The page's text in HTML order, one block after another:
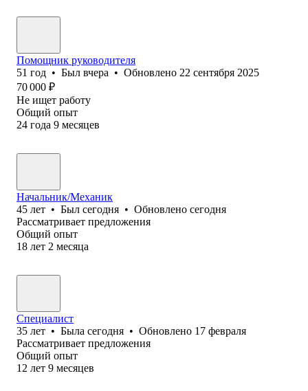
Помощник руководителя
51 год • Был вчера • Обновлено 22 сентября 2025
70 000 ₽
Не ищет работу
Общий опыт
24 года 9 месяцев
Начальник/Механик
45 лет • Был сегодня • Обновлено сегодня
Рассматривает предложения
Общий опыт
18 лет 2 месяца
Специалист
35 лет • Была сегодня • Обновлено 17 февраля
Рассматривает предложения
Общий опыт
12 лет 9 месяцев